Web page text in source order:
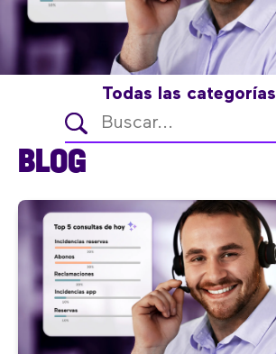
Todas las categorías
BLOG